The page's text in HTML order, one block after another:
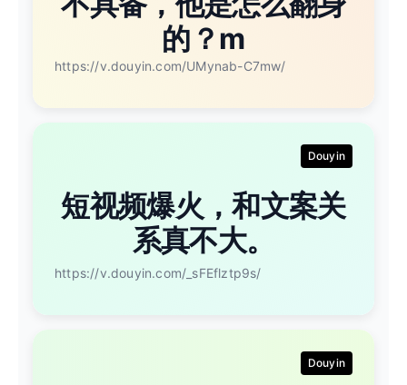
的？m
https://v.douyin.com/UMynab-C7mw/
Douyin
短视频爆火，和文案关
系真不大。
https://v.douyin.com/_sFEflztp9s/
Douyin